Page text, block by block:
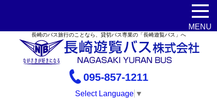
長崎のバス旅行のことなら、貸切バス専業の「長崎遊覧バス」へ
095-857-1211
Select Language ▼